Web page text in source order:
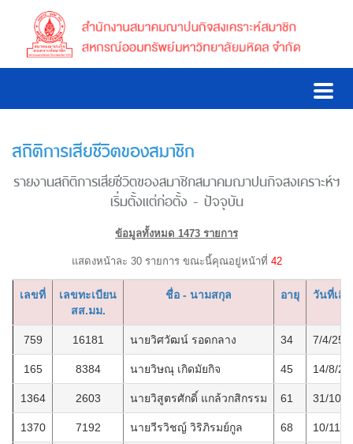
สถิติการเสียชีวิตของสมาชิก
รายงานสถิติการเสียชีวิตของสมาชิกสมาคมฌาปนกิจสงเคราะห์ฯ
เริ่มตั้งแต่ก่อตั้ง - ปัจจุบัน
ข้อมูลทั้งหมด 1473 รายการ
แสดงหน้าละ 30 รายการ ขณะนี้คุณอยู่หน้าที่ 42
เลขที่
เลขทะเบียน
สส.มม.
ชื่อ - นามสกุล อายุ วันที่เสี
759 16181 นายวิศวัฒน์ รอดกลาง 34 7/4/
165 8384 นายวิษณุ เกิดมัยกิจ 45 14/8/
1364 2603 นายวิสูตรศักดิ์ แกล้วกสิกรรม 61 31/10/
1370 7192 นายวีรวิชญ์ วิริภิรมย์กูล 68 10/11/